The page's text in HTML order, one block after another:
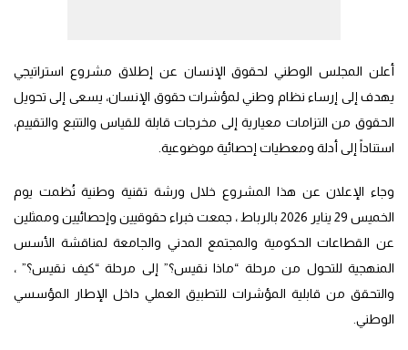
أعلن المجلس الوطني لحقوق الإنسان عن إطلاق مشروع استراتيجي
يهدف إلى إرساء نظام وطني لمؤشرات حقوق الإنسان، يسعى إلى تحويل
الحقوق من التزامات معيارية إلى مخرجات قابلة للقياس والتتبع والتقييم،
استناداً إلى أدلة ومعطيات إحصائية موضوعية.
وجاء الإعلان عن هذا المشروع خلال ورشة تقنية وطنية نُظمت يوم
الخميس 29 يناير 2026 بالرباط ، جمعت خبراء حقوقيين وإحصائيين وممثلين
عن القطاعات الحكومية والمجتمع المدني والجامعة لمناقشة الأسس
المنهجية للتحول من مرحلة “ماذا نقيس؟” إلى مرحلة “كيف نقيس؟” ،
والتحقق من قابلية المؤشرات للتطبيق العملي داخل الإطار المؤسسي
الوطني.